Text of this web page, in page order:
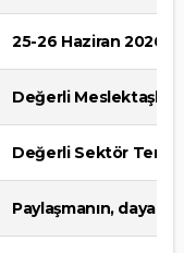
25-26 Haziran 2026
Değerli
Değerli Sektör
Paylaşmanın,